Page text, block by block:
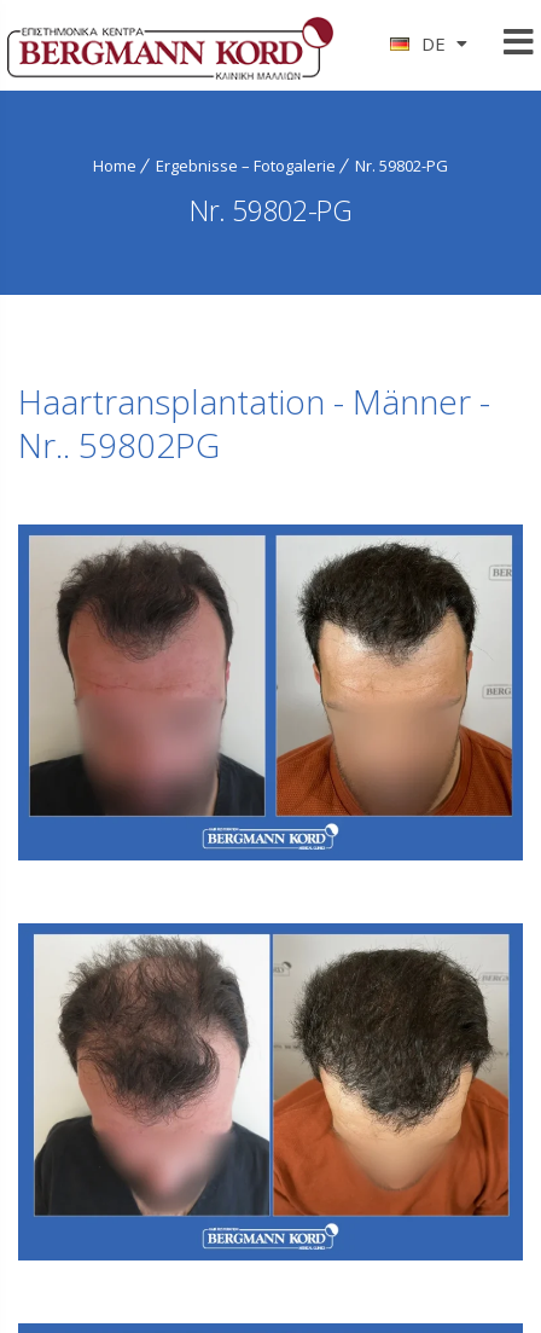
DE
Home Ergebnisse – Fotogalerie Nr. 59802-PG
Nr. 59802-PG
Haartransplantation - Männer -
Nr.. 59802PG